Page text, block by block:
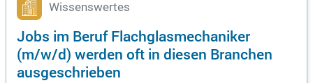
Wissenswertes
Jobs im Beruf Flachglasmechaniker
(m/w/d) werden oft in diesen Branchen
ausgeschrieben